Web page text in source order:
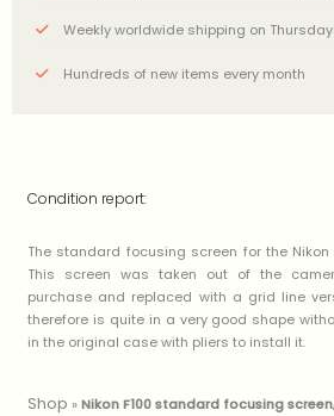
Weekly worldwide shipping on
Hundreds of new items every month
Condition report:
The standard focusing screen for the Nikon
This screen was taken out of the
purchase and replaced with a grid line
therefore is quite in a very good shape
in the original case with pliers to install it.
Shop »Nikon F100 standard focusing